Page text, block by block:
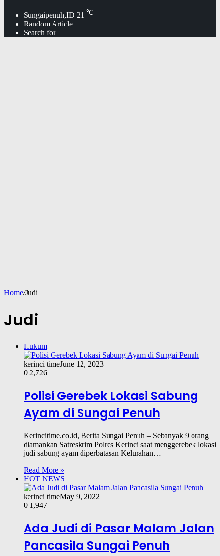
Sungaipenuh,ID 21 ℃
Random Article
Search for
Home/Judi
Judi
Hukum
kerinci timeJune 12, 2023
0 2,726
Polisi Gerebek Lokasi Sabung
Ayam di Sungai Penuh
Kerincitime.co.id, Berita Sungai Penuh – Sebanyak 9 orang
diamankan Satreskrim Polres Kerinci saat menggerebek lokasi
judi sabung ayam diperbatasan Kelurahan…
Read More »
HOT NEWS
kerinci timeMay 9, 2022
0 1,947
Ada Judi di Pasar Malam Jalan
Pancasila Sungai Penuh